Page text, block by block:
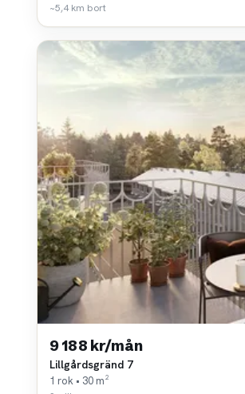
~5,4 km bort
9 188 kr/mån
Lillgårdsgränd 7
1 rok • 30 m²